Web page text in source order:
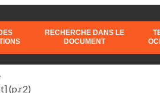
RECHERCHE DANS LE
DOCUMENT
(p.r2)